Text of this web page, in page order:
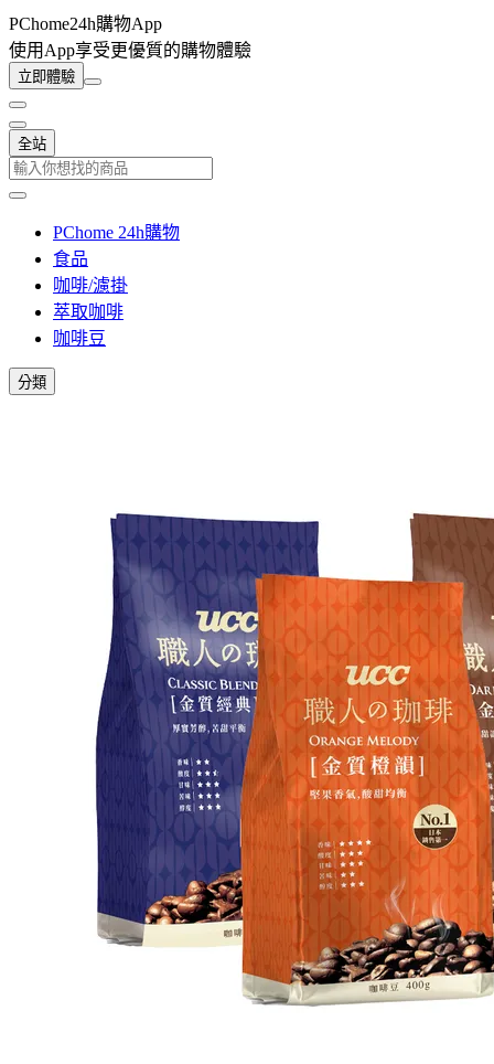
PChome24h購物App
使用App享受更優質的購物體驗
立即體驗
全站
PChome 24h購物
食品
咖啡/濾掛
萃取咖啡
咖啡豆
分類